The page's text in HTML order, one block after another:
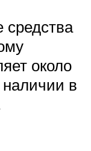
средства
около
в